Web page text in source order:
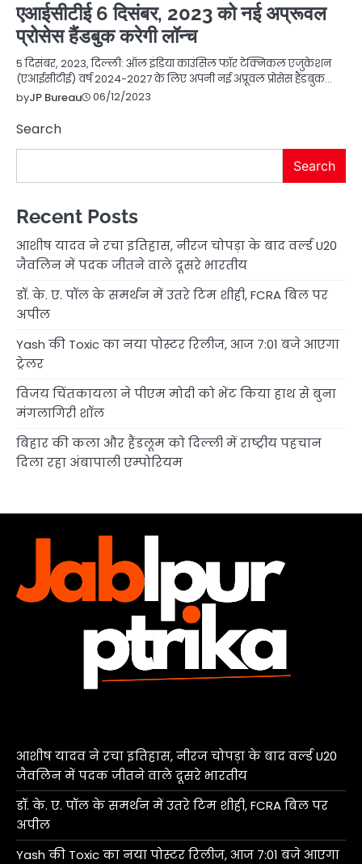
एआईसीटीई 6 दिसंबर, 2023 को नई अप्रूवल
प्रोसेस हैंडबुक करेगी लॉन्च
5 दिसंबर, 2023, दिल्ली: ऑल इंडिया काउंसिल फॉर टेक्निकल एजुकेशन
(एआईसीटीई) वर्ष 2024-2027 के लिए अपनी नई अप्रूवल प्रोसेस हैंडबुक…
byJP Bureau 06/12/2023
Search
Search
Recent Posts
आशीष यादव ने रचा इतिहास, नीरज चोपड़ा के बाद वर्ल्ड U20
जैवलिन में पदक जीतने वाले दूसरे भारतीय
डॉ. के. ए. पॉल के समर्थन में उतरे टिम शीही, FCRA बिल पर
अपील
Yash की Toxic का नया पोस्टर रिलीज, आज 7:01 बजे आएगा
ट्रेलर
विजय चिंतकायला ने पीएम मोदी को भेंट किया हाथ से बुना
मंगलागिरी शॉल
बिहार की कला और हैंडलूम को दिल्ली में राष्ट्रीय पहचान
दिला रहा अंबापाली एम्पोरियम
आशीष यादव ने रचा इतिहास, नीरज चोपड़ा के बाद वर्ल्ड U20
जैवलिन में पदक जीतने वाले दूसरे भारतीय
डॉ. के. ए. पॉल के समर्थन में उतरे टिम शीही, FCRA बिल पर
अपील
Yash की Toxic का नया पोस्टर रिलीज, आज 7:01 बजे आएगा